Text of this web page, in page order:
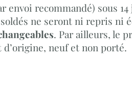
envoi recommandé) sous
ne seront ni repris ni
. Par ailleurs, le
d’origine, neuf et non porté.